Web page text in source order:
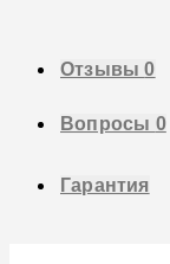
Отзывы0
Вопросы 0
Гарантия